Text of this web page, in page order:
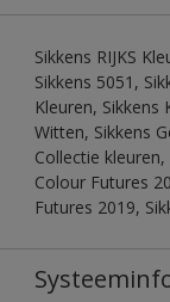
Sikkens RIJKS
Sikkens 5051,
Kleuren, Sikkens
Witten, Sikkens
Collectie
Colour Futures
Futures 2019,